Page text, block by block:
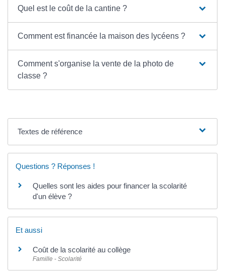
Quel est le coût de la cantine ?
Comment est financée la maison des lycéens ?
Comment s'organise la vente de la photo de
classe ?
Textes de référence
Questions ? Réponses !
Quelles sont les aides pour financer la scolarité
d'un élève ?
Et aussi
Coût de la scolarité au collège
Famille - Scolarité